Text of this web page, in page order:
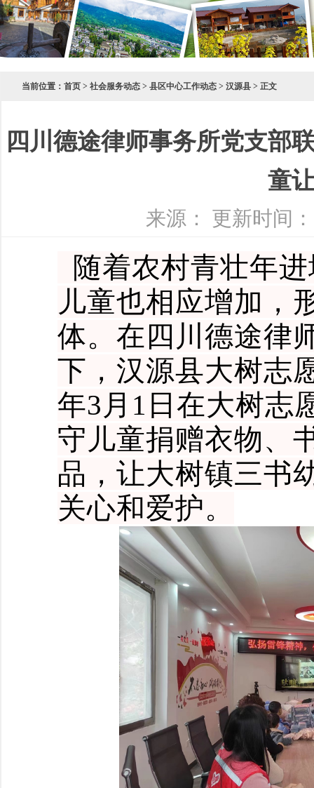
当前位置： 首页 > 社会服务动态 > 县区中心工作动态 > 汉源县 > 正文
四川德途律师事务所党支部
童
来源： 更新时间
随着农村青壮年
儿童也相应增加，
体。在四川德途律
下，汉源县大树志
年3 月1日 在大树志
守儿童捐赠衣物、
品， 让大树镇三书
关心和爱护。